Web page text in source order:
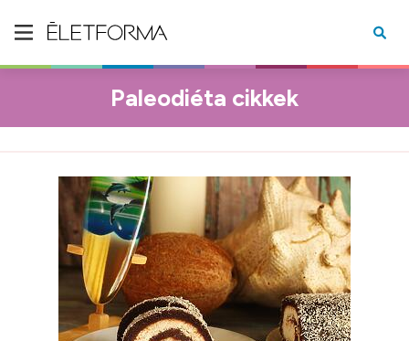
Paleodiéta cikkek